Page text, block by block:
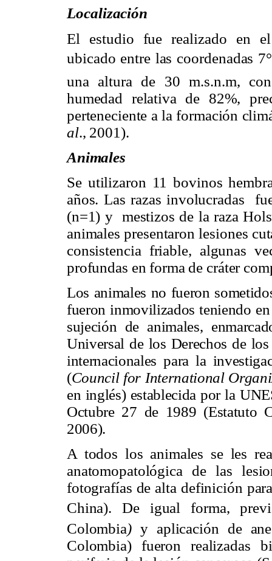
Localización
El estudio fue realizado en el
ubicado entre las coordenadas
una altura de 30 m.s.n.m,
humedad relativa de 82%,
perteneciente a la formación
al., 2001).
Animales
Se utilizaron 11 bovinos
años. Las razas involucradas
(n=1) y mestizos de la raza
animales presentaron lesiones
consistencia friable, algunas
profundas en forma de cráter
Los animales no fueron
fueron inmovilizados teniendo
sujeción de animales,
Universal de los Derechos de
internacionales para la
(Council for International
en inglés) establecida por la
Octubre 27 de 1989 (Estatuto
2006).
A todos los animales se les
anatomopatológica de las
fotografías de alta definición
China). De igual forma,
Colombia)y aplicación de
Colombia) fueron realizadas